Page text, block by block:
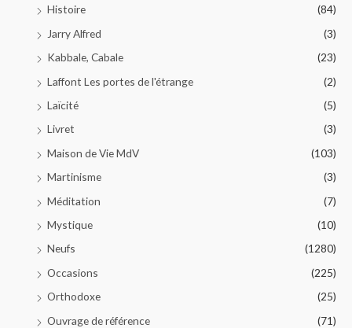
Histoire
(84)
Jarry Alfred
(3)
Kabbale, Cabale
(23)
Laffont Les portes de l'étrange
(2)
Laïcité
(5)
Livret
(3)
Maison de Vie MdV
(103)
Martinisme
(3)
Méditation
(7)
Mystique
(10)
Neufs
(1280)
Occasions
(225)
Orthodoxe
(25)
Ouvrage de référence
(71)